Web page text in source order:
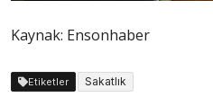
Kaynak: Ensonhaber
Etiketler Sakatlık